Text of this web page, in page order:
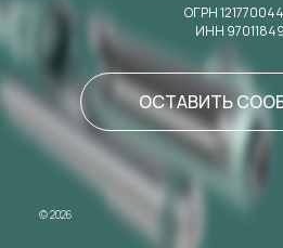
ОГРН
ИНН
ОСТАВИТЬ
© 2026